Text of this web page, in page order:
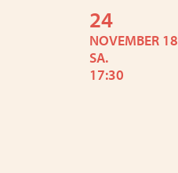
24
NOVEMBER 18
SA.
17:30